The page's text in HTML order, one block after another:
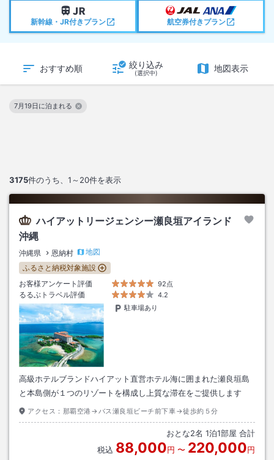
新幹線・JR付きプラン 航空券付きプラン
おすすめ順 絞り込み
(選択中) 地図表示
3175件のうち、 1～20件を表示
7月19日に泊まれる
この絞り込み条件を解除
ハイアットリージェンシー瀬良垣アイランド
沖縄
沖縄県 恩納村
地図
ふるさと納税対象施設
お客様アンケート評価
92点
るるぶトラベル評価
4.2
駐車場あり
高級ホテルブランドハイアット直営ホテル海に囲まれた瀬良垣島
と本島側が１つのリゾートを構成し上質な滞在をご提供します
アクセス： 那覇空港→バス瀬良垣ビーチ前下車→徒歩約５分
おとな2名 1泊1部屋 合計
税込 88,000円 〜 220,000円